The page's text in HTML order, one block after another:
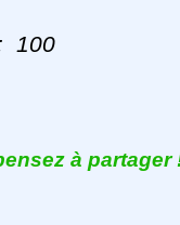
100
à partager